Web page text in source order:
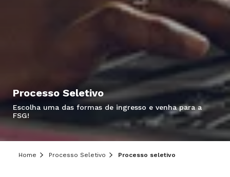
Processo Seletivo
Escolha uma das formas de ingresso e venha para a
FSG!
Home Processo Seletivo Processo seletivo